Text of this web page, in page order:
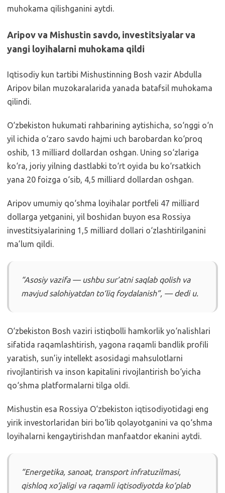
muhokama qilishganini aytdi.
Aripov va Mishustin savdo, investitsiyalar va
yangi loyihalarni muhokama qildi
Iqtisodiy kun tartibi Mishustinning Bosh vazir Abdulla
Aripov bilan muzokaralarida yanada batafsil muhokama
qilindi.
O‘zbekiston hukumati rahbarining aytishicha, so‘nggi o‘n
yil ichida o‘zaro savdo hajmi uch barobardan ko‘proq
oshib, 13 milliard dollardan oshgan. Uning so‘zlariga
ko‘ra, joriy yilning dastlabki to‘rt oyida bu ko‘rsatkich
yana 20 foizga o‘sib, 4,5 milliard dollardan oshgan.
Aripov umumiy qo‘shma loyihalar portfeli 47 milliard
dollarga yetganini, yil boshidan buyon esa Rossiya
investitsiyalarining 1,5 milliard dollari o‘zlashtirilganini
ma’lum qildi.
“Asosiy vazifa — ushbu sur’atni saqlab qolish va
mavjud salohiyatdan to‘liq foydalanish”, — dedi u.
O‘zbekiston Bosh vaziri istiqbolli hamkorlik yo‘nalishlari
sifatida raqamlashtirish, yagona raqamli bandlik profili
yaratish, sun’iy intellekt asosidagi mahsulotlarni
rivojlantirish va inson kapitalini rivojlantirish bo‘yicha
qo‘shma platformalarni tilga oldi.
Mishustin esa Rossiya O‘zbekiston iqtisodiyotidagi eng
yirik investorlaridan biri bo‘lib qolayotganini va qo‘shma
loyihalarni kengaytirishdan manfaatdor ekanini aytdi.
“Energetika, sanoat, transport infratuzilmasi,
qishloq xo‘jaligi va raqamli iqtisodiyotda ko‘plab